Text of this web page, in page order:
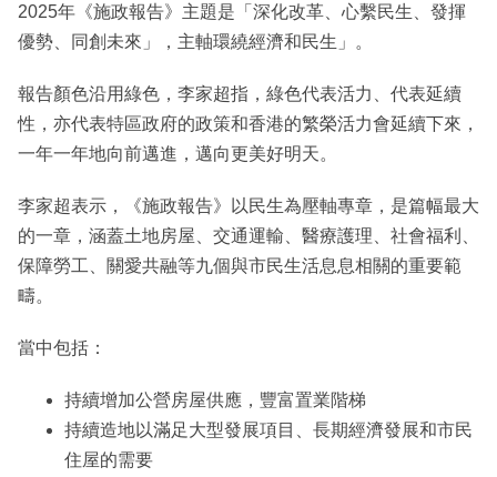
2025年《施政報告》主題是「深化改革、心繫民生、發揮
優勢、同創未來」，主軸環繞經濟和民生」。
報告顏色沿用綠色，李家超指，綠色代表活力、代表延續
性，亦代表特區政府的政策和香港的繁榮活力會延續下來，
一年一年地向前邁進，邁向更美好明天。
李家超表示，《施政報告》以民生為壓軸專章，是篇幅最大
的一章，涵蓋土地房屋、交通運輸、醫療護理、社會福利、
保障勞工、關愛共融等九個與市民生活息息相關的重要範
疇。
當中包括：
持續增加公營房屋供應，豐富置業階梯
持續造地以滿足大型發展項目、長期經濟發展和市民
住屋的需要